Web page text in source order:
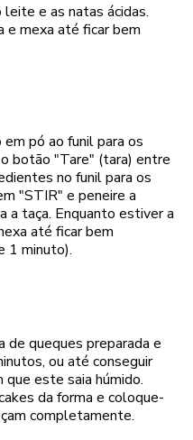
e as natas ácidas.
e mexa até ficar bem
pó ao funil para os
botão "Tare" (tara) entre
no funil para os
"STIR" e peneire a
a taça. Enquanto estiver a
até ficar bem
1 minuto).
de queques preparada e
ou até conseguir
este saia húmido.
da forma e coloque-
completamente.